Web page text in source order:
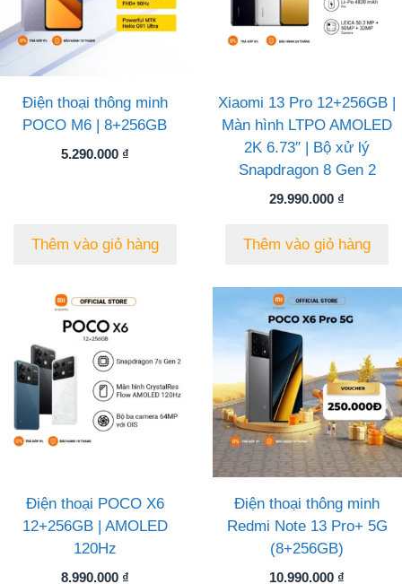
Điện thoại thông minh
POCO M6 | 8+256GB
5.290.000 ₫
Thêm vào giỏ hàng
Xiaomi 13 Pro 12+256GB |
Màn hình LTPO AMOLED
2K 6.73″ | Bộ xử lý
Snapdragon 8 Gen 2
29.990.000 ₫
Thêm vào giỏ hàng
Điện thoại POCO X6
12+256GB | AMOLED
120Hz
8.990.000 ₫
Điện thoại thông minh
Redmi Note 13 Pro+ 5G
(8+256GB)
10.990.000 ₫